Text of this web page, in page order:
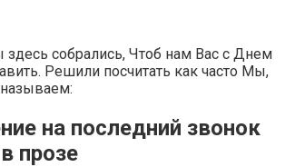
собрались, Чтоб нам Вас с Днем
Решили посчитать как часто Мы,
на последний звонок
прозе